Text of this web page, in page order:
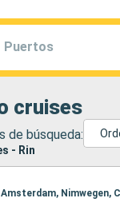
Puertos
cruises
de búsqueda:
- Rin
Nimwegen,